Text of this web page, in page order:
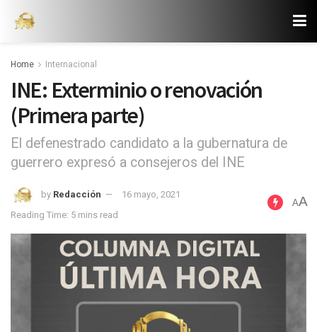
Home Internacional
INE: Exterminio o renovación
(Primera parte)
El defenestrado candidato a la gubernatura de
guerrero expresó a consejeros del INE
by Redacción
16 mayo, 2021
Reading Time: 5 mins read
AA